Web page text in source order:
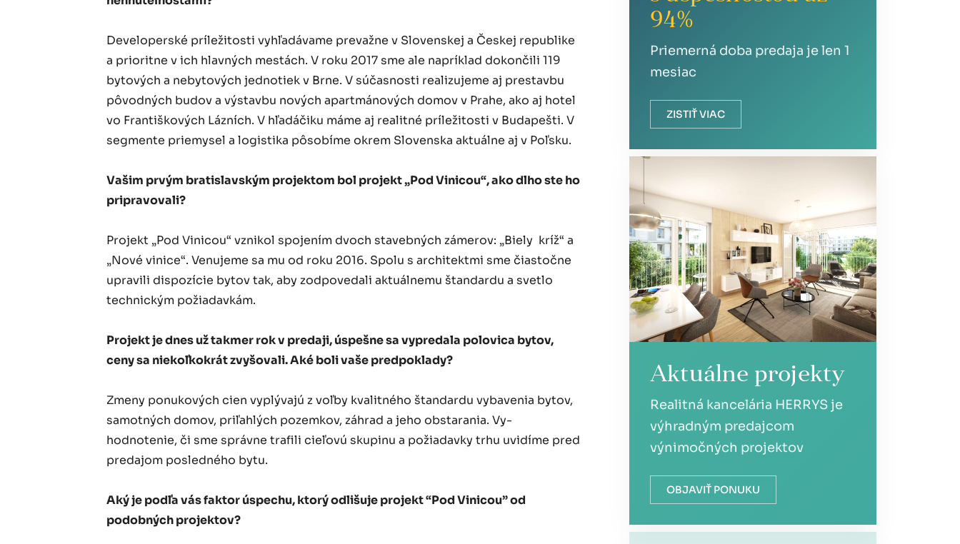
Developerské príležitosti vyhľadávame prevažne v Slovenskej a Českej republike
a prioritne v ich hlavných mestách. V roku 2017 sme ale napríklad dokončili 119
bytových a nebytových jednotiek v Brne. V súčasnosti realizujeme aj prestavbu
pôvodných budov a výstavbu nových apartmánových domov v Prahe, ako aj hotel
vo Františkových Lázních. V hľadáčiku máme aj realitné príležitosti v Budapešti. V
segmente priemysel a logistika pôsobíme okrem Slovenska aktuálne aj v Poľsku.
Vašim prvým bratislavským projektom bol projekt „Pod Vinicou“, ako dlho ste ho
pripravovali?
Projekt „Pod Vinicou“ vznikol spojením dvoch stavebných zámerov: „Biely kríž“ a
„Nové vinice“. Venujeme sa mu od roku 2016. Spolu s architektmi sme čiastočne
upravili dispozície bytov tak, aby zodpovedali aktuálnemu štandardu a svetlo
technickým požiadavkám.
Projekt je dnes už takmer rok v predaji, úspešne sa vypredala polovica bytov,
ceny sa niekoľkokrát zvyšovali. Aké boli vaše predpoklady?
Zmeny ponukových cien vyplývajú z voľby kvalitného štandardu vybavenia bytov,
samotných domov, priľahlých pozemkov, záhrad a jeho obstarania. Vy-
hodnotenie, či sme správne trafili cieľovú skupinu a požiadavky trhu uvidíme pred
predajom posledného bytu.
Aký je podľa vás faktor úspechu, ktorý odlišuje projekt “Pod Vinicou” od
podobných projektov?
94%
Priemerná doba predaja je len 1
mesiac
ZISTIŤ VIAC
Aktuálne projekty
Realitná kancelária HERRYS je
výhradným predajcom
výnimočných projektov
OBJAVIŤ PONUKU